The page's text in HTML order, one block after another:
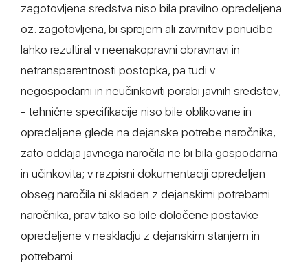
zagotovljena sredstva niso bila pravilno opredeljena
oz. zagotovljena, bi sprejem ali zavrnitev ponudbe
lahko rezultiral v neenakopravni obravnavi in
netransparentnosti postopka, pa tudi v
negospodarni in neučinkoviti porabi javnih sredstev;
- tehnične specifikacije niso bile oblikovane in
opredeljene glede na dejanske potrebe naročnika,
zato oddaja javnega naročila ne bi bila gospodarna
in učinkovita; v razpisni dokumentaciji opredeljen
obseg naročila ni skladen z dejanskimi potrebami
naročnika, prav tako so bile določene postavke
opredeljene v neskladju z dejanskim stanjem in
potrebami.